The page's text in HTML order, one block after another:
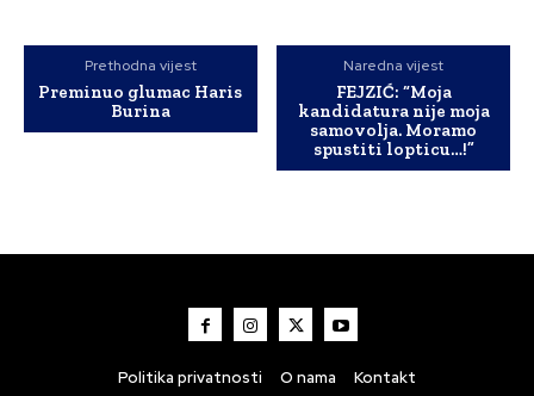
Prethodna vijest
Preminuo glumac Haris
Burina
Naredna vijest
FEJZIĆ: “Moja
kandidatura nije moja
samovolja. Moramo
spustiti lopticu…!”
Politika privatnosti O nama Kontakt